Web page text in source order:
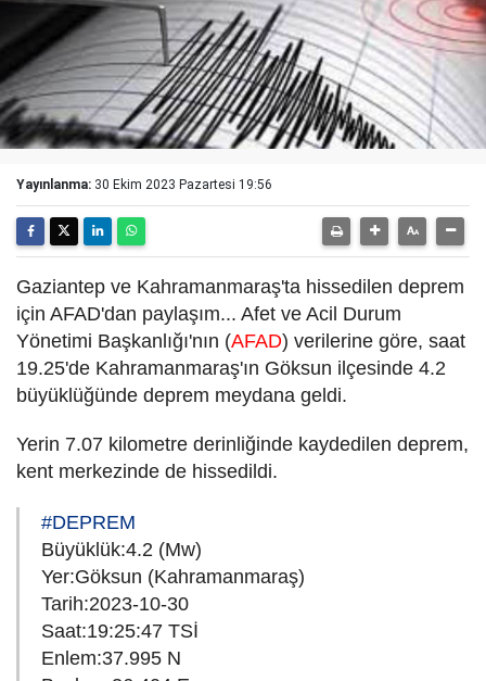
Yayınlanma: 30 Ekim 2023 Pazartesi 19:56
Gaziantep ve Kahramanmaraş'ta hissedilen deprem
için AFAD'dan paylaşım... Afet ve Acil Durum
Yönetimi Başkanlığı'nın (AFAD) verilerine göre, saat
19.25'de Kahramanmaraş'ın Göksun ilçesinde 4.2
büyüklüğünde deprem meydana geldi.
Yerin 7.07 kilometre derinliğinde kaydedilen deprem,
kent merkezinde de hissedildi.
#DEPREM
Büyüklük:4.2 (Mw)
Yer:Göksun (Kahramanmaraş)
Tarih:2023-10-30
Saat:19:25:47 TSİ
Enlem:37.995 N